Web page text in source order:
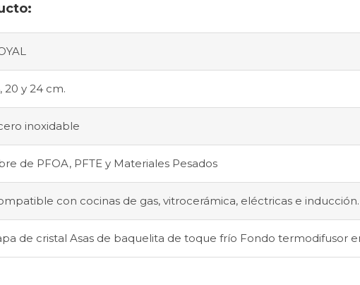
20 y 24 cm.
inoxidable
de PFOA, PFTE y Materiales Pesados
con cocinas de gas, vitrocerámica, eléctricas e inducción.
de cristal Asas de baquelita de toque frío Fondo termodifusor